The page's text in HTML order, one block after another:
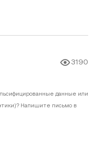
3190
данные или
Напишите письмо в